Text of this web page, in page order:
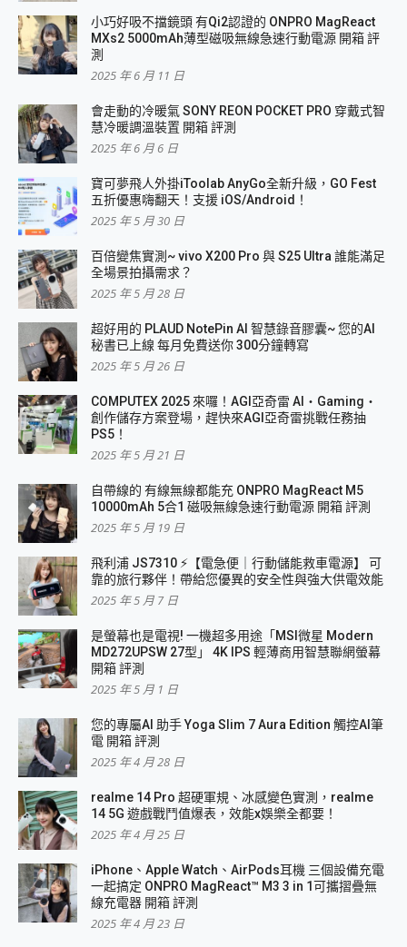
小巧好吸不擋鏡頭 有Qi2認證的 ONPRO MagReact
MXs2 5000mAh薄型磁吸無線急速行動電源 開箱 評
測
2025 年 6 月 11 日
會走動的冷暖氣 SONY REON POCKET PRO 穿戴式智
慧冷暖調溫裝置 開箱 評測
2025 年 6 月 6 日
寶可夢飛人外掛iToolab AnyGo全新升級，GO Fest
五折優惠嗨翻天！支援 iOS/Android！
2025 年 5 月 30 日
百倍變焦實測~ vivo X200 Pro 與 S25 Ultra 誰能滿足
全場景拍攝需求？
2025 年 5 月 28 日
超好用的 PLAUD NotePin AI 智慧錄音膠囊~ 您的AI
秘書已上線 每月免費送你 300分鐘轉寫
2025 年 5 月 26 日
COMPUTEX 2025 來囉！AGI亞奇雷 AI・Gaming・
創作儲存方案登場，趕快來AGI亞奇雷挑戰任務抽
PS5！
2025 年 5 月 21 日
自帶線的 有線無線都能充 ONPRO MagReact M5
10000mAh 5合1 磁吸無線急速行動電源 開箱 評測
2025 年 5 月 19 日
飛利浦 JS7310 ⚡【電急便｜行動儲能救車電源】 可
靠的旅行夥伴！帶給您優異的安全性與強大供電效能
2025 年 5 月 7 日
是螢幕也是電視! 一機超多用途「MSI微星 Modern
MD272UPSW 27型」 4K IPS 輕薄商用智慧聯網螢幕
開箱 評測
2025 年 5 月 1 日
您的專屬AI 助手 Yoga Slim 7 Aura Edition 觸控AI筆
電 開箱 評測
2025 年 4 月 28 日
realme 14 Pro 超硬軍規、冰感變色實測，realme
14 5G 遊戲戰鬥值爆表，效能x娛樂全都要！
2025 年 4 月 25 日
iPhone、Apple Watch、AirPods耳機 三個設備充電
一起搞定 ONPRO MagReact™ M3 3 in 1可攜摺疊無
線充電器 開箱 評測
2025 年 4 月 23 日